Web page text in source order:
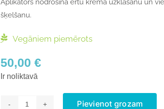
Aplikators nodrošina ērtu krēma uzklāšanu un
šķelšanu.
Vegāniem piemērots
50,00€
Ir noliktavā
Pievienot grozam